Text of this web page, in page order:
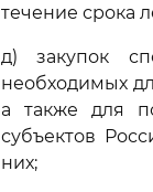
течение срока
д) закупок
необходимых
а также для
субъектов
них;